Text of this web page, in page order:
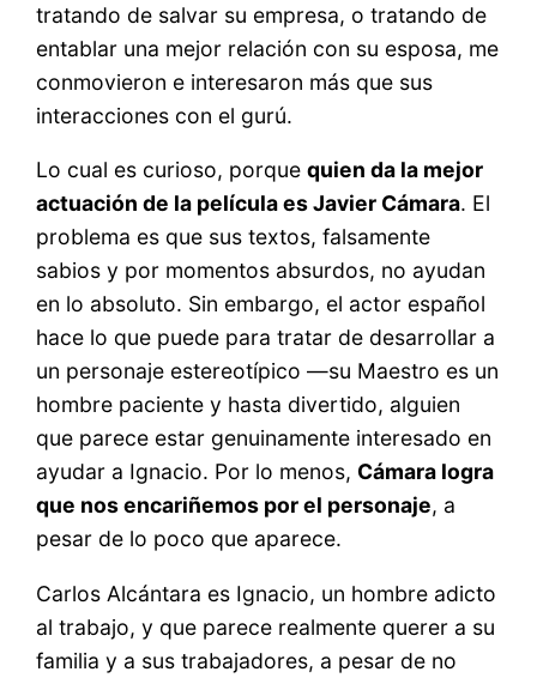
tratando de salvar su empresa, o tratando de
entablar una mejor relación con su esposa, me
conmovieron e interesaron más que sus
interacciones con el gurú.
Lo cual es curioso, porquequien da la mejor
actuación de la película es Javier Cámara. El
problema es que sus textos, falsamente
sabios y por momentos absurdos, no ayudan
en lo absoluto. Sin embargo, el actor español
hace lo que puede para tratar de desarrollar a
un personaje estereotípico —su Maestro es un
hombre paciente y hasta divertido, alguien
que parece estar genuinamente interesado en
ayudar a Ignacio. Por lo menos, Cámara logra
que nos encariñemos por el personaje, a
pesar de lo poco que aparece.
Carlos Alcántara es Ignacio, un hombre adicto
al trabajo, y que parece realmente querer a su
familia y a sus trabajadores, a pesar de no